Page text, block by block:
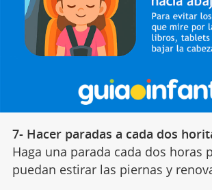
7- Hacer paradas a cada dos
Haga una parada cada dos horas
puedan estirar las piernas y